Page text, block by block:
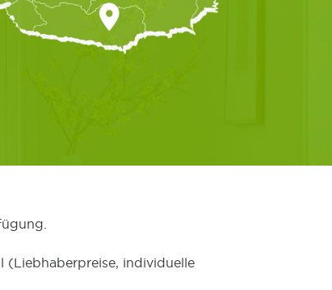
(Liebhaberpreise, individuelle